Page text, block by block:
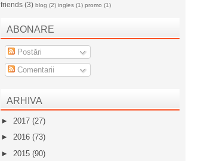
friends (3) blog (2) ingles (1) promo (1)
ABONARE
Postări
Comentarii
ARHIVA
► 2017 (27)
► 2016 (73)
► 2015 (90)